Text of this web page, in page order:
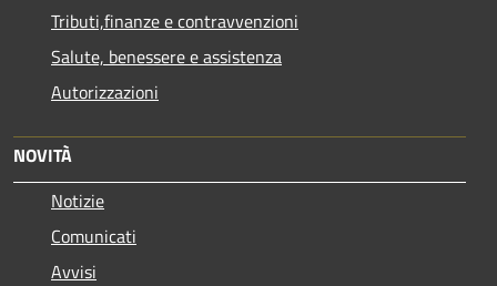
Tributi,finanze e contravvenzioni
Salute, benessere e assistenza
Autorizzazioni
NOVITÀ
Notizie
Comunicati
Avvisi